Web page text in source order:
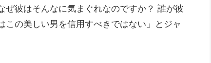
ぜ彼はそんなに気まぐれなのですか？ 誰が彼